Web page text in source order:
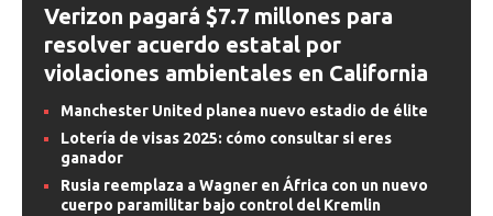
Verizon pagará $7.7 millones para
resolver acuerdo estatal por
violaciones ambientales en California
Manchester United planea nuevo estadio de élite
Lotería de visas 2025: cómo consultar si eres
ganador
Rusia reemplaza a Wagner en África con un nuevo
cuerpo paramilitar bajo control del Kremlin